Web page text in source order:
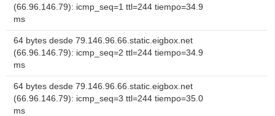
(66.96.146.79): icmp_seq=1 ttl=244 tiempo=34.9
ms
64 bytes desde 79.146.96.66.static.eigbox.net
(66.96.146.79): icmp_seq=2 ttl=244 tiempo=34.9
ms
64 bytes desde 79.146.96.66.static.eigbox.net
(66.96.146.79): icmp_seq=3 ttl=244 tiempo=35.0
ms